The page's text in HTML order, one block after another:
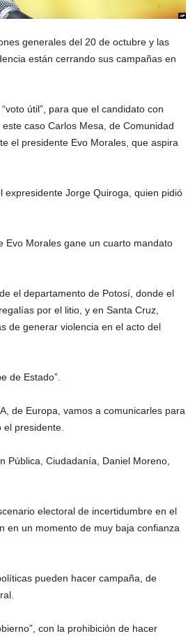
generales del 20 de octubre y las
están cerrando sus campañas en
útil”, para que el candidato con
caso Carlos Mesa, de Comunidad
el presidente Evo Morales, que aspira
Jorge Quiroga, quien pidió
Evo Morales gane un cuarto mandato
el departamento de Potosí, donde el
por el litio, y en Santa Cruz,
de generar violencia en el acto del
de Estado”.
de Europa, vamos a comunicarles para
presidente.
Pública, Ciudadanía, Daniel Moreno,
electoral de incertidumbre en el
en un momento de muy baja confianza
pueden hacer campaña, de
con la prohibición de hacer